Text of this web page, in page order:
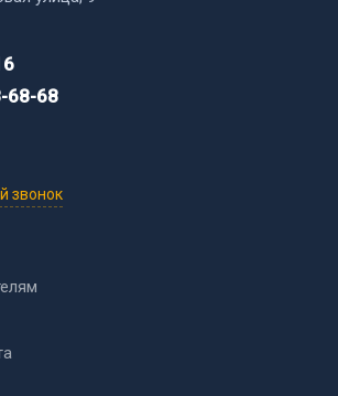
газа
68-68
звонок